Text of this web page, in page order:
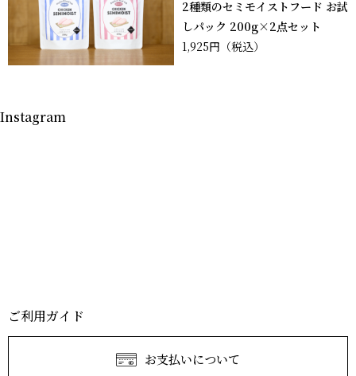
2種類のセミモイストフード お試
しパック 200g×2点セット
1,925円 （税込）
Instagram
ご利用ガイド
お支払いについて